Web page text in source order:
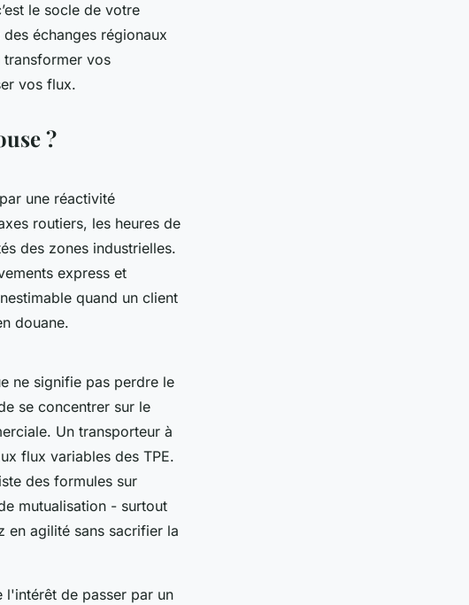
le socle de votre
échanges régionaux
vos
vos flux.
?
une réactivité
routiers, les heures de
des zones industrielles.
express et
quand un client
douane.
ne signifie pas perdre le
se concentrer sur le
Un transporteur à
flux variables des TPE.
des formules sur
mutualisation - surtout
en agilité sans sacrifier la
l'intérêt de passer par un